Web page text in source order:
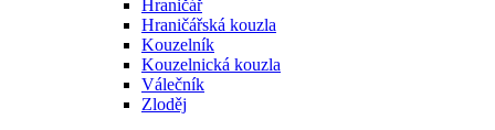
Hraničář
Hraničářská kouzla
Kouzelník
Kouzelnická kouzla
Válečník
Zloděj